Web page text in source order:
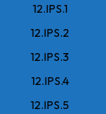
12.IPS.1
12.IPS.2
12.IPS.3
12.IPS.4
12.IPS.5